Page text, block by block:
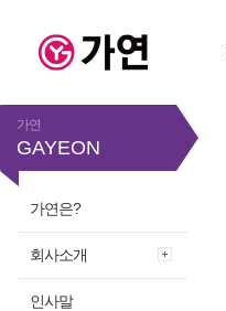
가연
GAYEON
가연은?
회사소개
인사말